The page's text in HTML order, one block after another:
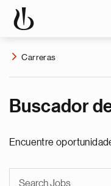
Carreras
Buscador
Encuentre